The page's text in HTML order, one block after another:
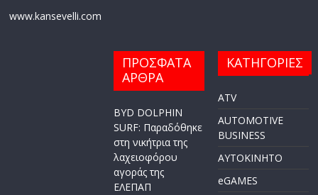
www.kansevelli.com
ΠΡΟΣΦΑΤΑ
ΑΡΘΡΑ
BYD DOLPHIN
SURF: Παραδόθηκε
στη νικήτρια της
λαχειοφόρου
αγοράς της
ΕΛΕΠΑΠ
ΚΑΤΗΓΟΡΙΕΣ
ATV
AUTOMOTIVE
BUSINESS
AYTOKINHTO
eGAMES